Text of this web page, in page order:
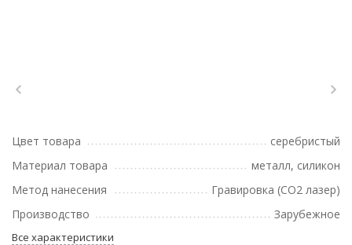
Цвет товара
серебристый
Материал товара
металл, силикон
Метод нанесения
Гравировка (CO2 лазер)
Производство
Зарубежное
Все характеристики